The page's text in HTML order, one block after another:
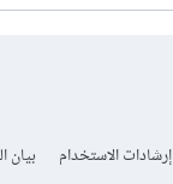
إرشادات الاستخدام